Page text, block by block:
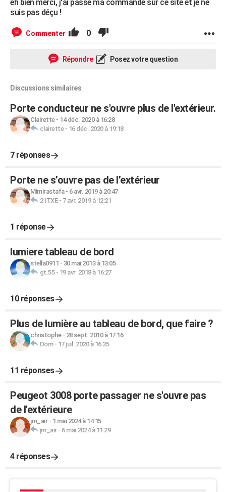
eh bien merci, j'ai passé ma commande sur ce site et je ne
suis pas déçu !
Commenter 0
Répondre Posez votre question
Discussions similaires
Porte conducteur ne s'ouvre plus de l'extérieur.
Clairette- 14 déc. 2020 à 16:28
clairette- 16 déc. 2020 à 19:18
7 réponses
Porte ne s’ouvre pas de l’extérieur
Mimirastafa- 6 avr. 2019 à 20:47
21TXE- 7 avr. 2019 à 12:21
1 réponse
lumiere tableau de bord
stella0911 - 30 mai 2013 à 13:05
gt.55- 19 avr. 2018 à 16:27
10 réponses
Plus de lumière au tableau de bord, que faire ?
christophe- 28 sept. 2010 à 17:16
Dom- 17 juil. 2020 à 16:35
11 réponses
Peugeot 3008 porte passager ne s'ouvre pas
de l'extérieure
jm_air- 1 mai 2024 à 14:15
jm_air- 6 mai 2024 à 11:29
4 réponses